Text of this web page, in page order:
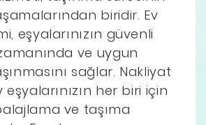
biridir. Ev
eşyalarınızın güvenli
ve uygun
sağlar. Nakliyat
eşyalarınızın her biri için
ve taşıma